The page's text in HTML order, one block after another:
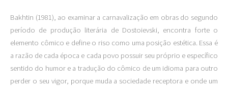
Bakhtin (1981), ao examinar a carnavalização em obras do segundo
período de produção literária de Dostoievski, encontra forte o
elemento cômico e define o riso como uma posição estética. Essa é
a razão de cada época e cada povo possuir seu próprio e específico
sentido do humor e a tradução do cômico de um idioma para outro
perder o seu vigor, porque muda a sociedade receptora e onde um